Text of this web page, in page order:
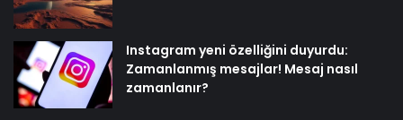
Instagram yeni özelliğini duyurdu:
Zamanlanmış mesajlar! Mesaj nasıl
zamanlanır?